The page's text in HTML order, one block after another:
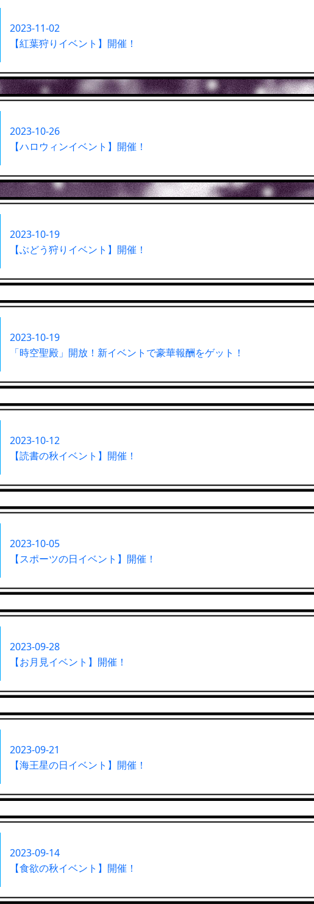
2023-11-02
【紅葉狩りイベント】開催！
2023-10-26
【ハロウィンイベント】開催！
2023-10-19
【ぶどう狩りイベント】開催！
2023-10-19
「時空聖殿」開放！新イベントで豪華報酬をゲット！
2023-10-12
【読書の秋イベント】開催！
2023-10-05
【スポーツの日イベント】開催！
2023-09-28
【お月見イベント】開催！
2023-09-21
【海王星の日イベント】開催！
2023-09-14
【食欲の秋イベント】開催！